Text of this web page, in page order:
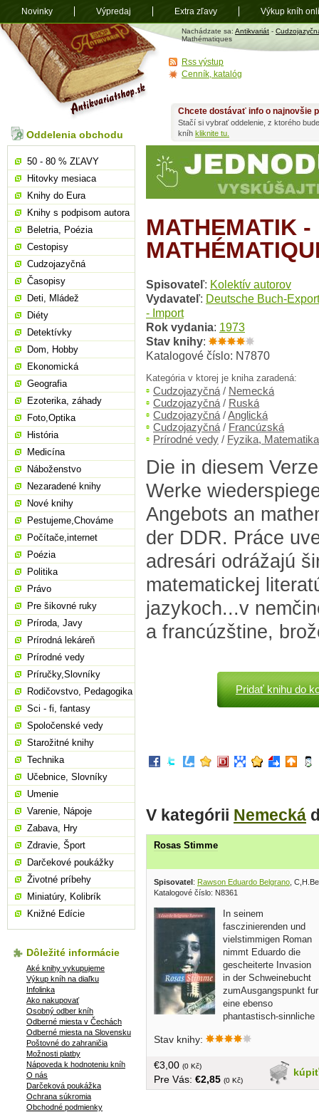
Antikvariát
shop.sk
Nachádzate sa: Antikvariát -
Mathématiques
MATHEMATIK
Spisovateľ: Kolektív autorov
Vydavateľ: Deutsche Buch-
- Import
Rok vydania: 1973
Stav knihy:
Katalogové číslo: N7870
Kategória v ktorej je kniha zaradená:
Cudzojazyčná / Nemecká
Cudzojazyčná / Ruská
Cudzojazyčná /Anglická
Cudzojazyčná / Francúzská
Prírodné vedy / Fyzika, Matematika
Die in diesem
Werke
Angebots an
der DDR. Práce
adresári odrážajú
matematickej
jazykoch...v
a francúzštine,
Pridať knihu do
V kategórii Nemecká
Rosas Stimme
Spisovatel: Rawson Eduardo Belgrano ,
Katalogové číslo: N8361
In seinem
fasczinierenden und
vielstimmigen Roman
nimmt Eduardo die
gescheiterte Invasion
in der Schweinebucht
zumAusgangspunkt fur
eine ebenso
phantastisch-sinnliche
Heimsuchungen des
tvrdá väzba, 383 strán
Stav knihy:
kúpiť
€3,00 (0 Kč)
Pre Vás: €2,85 (0 Kč)
Chcete dostávať info o najnovšie
Stačí si vybrať oddelenie, z ktorého
kníh kliknite tu.
Oddelenia obchodu
50 - 80 % ZĽAVY
Hitovky mesiaca
Knihy do Eura
Knihy s podpisom autora
Beletria, Poézia
Cestopisy
Cudzojazyčná
Časopisy
Deti, Mládež
Diéty
Detektívky
Dom, Hobby
Ekonomická
Geografia
Ezoterika, záhady
Foto,Optika
História
Medicína
Náboženstvo
Nezaradené knihy
Nové knihy
Pestujeme,Chováme
Počítače,internet
Poézia
Politika
Právo
Pre šikovné ruky
Príroda, Javy
Prírodná lekáreň
Prírodné vedy
Príručky,Slovníky
Rodičovstvo, Pedagogika
Sci - fi, fantasy
Spoločenské vedy
Starožitné knihy
Technika
Učebnice, Slovníky
Umenie
Varenie, Nápoje
Zabava, Hry
Zdravie, Šport
Darčekové poukážky
Životné príbehy
Miniatúry, Kolibrík
Knižné Edície
Dôležité informácie
Aké knihy vykupujeme
Výkup kníh na diaľku
Infolinka
Ako nakupovať
Osobný odber kníh
Odberné miesta v Čechách
Odberné miesta na Slovensku
Poštovné do zahraničia
Možnosti platby
Nápoveda k hodnoteniu kníh
O nás
Darčeková poukážka
Ochrana súkromia
Obchodné podmienky
Rss výstup
Cenník, katalóg
Novinky Výpredaj Extra zľavy Výkup kníh